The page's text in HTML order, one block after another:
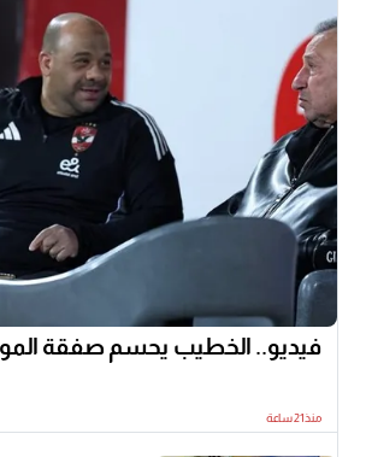
فيديو.. الخطيب يحسم صفقة
منذ21 ساعة